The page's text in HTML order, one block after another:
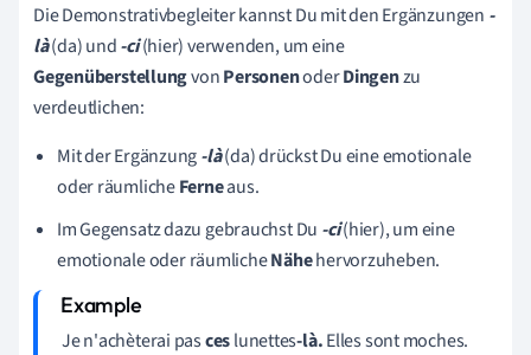
DieDemonstrativbegleiterkannst Du mit den Ergänzungen -
là(da)und-ci(hier) verwenden, um eine
GegenüberstellungvonPersonenoderDingenzu
verdeutlichen:
Mit der Ergänzung-là(da) drückst Dueineemotionale
oder räumlicheFerneaus.
Im Gegensatz dazu gebrauchst Du -ci(hier), um eine
emotionaleoderräumlicheNähehervorzuheben.
Je n'achèterai pasceslunettes-là.Elles sont moches.